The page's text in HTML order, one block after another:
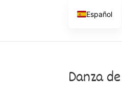
Danza
Español